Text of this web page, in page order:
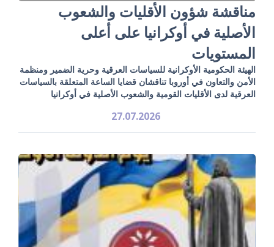
مناقشة شؤون الأقليات والشعوب
الأصلية في أوكرانيا على أعلى
المستويات
الهيئة الحكومية الأوكرانية للسياسات العرقية وحرية الضمير ومنظمة
الأمن والتعاون في أوروبا تناقشان قضايا الساعة المتعلقة بالسياسات
العرقية لدى الأقليات القومية والشعوب الأصلية في أوكرانيا
27.07.2026